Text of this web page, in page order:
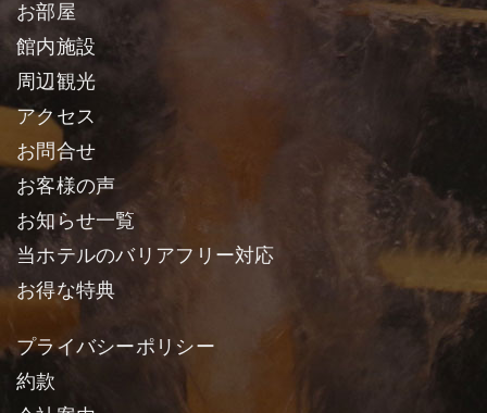
お部屋
館内施設
周辺観光
アクセス
お問合せ
お客様の声
お知らせ一覧
当ホテルのバリアフリー対応
お得な特典
プライバシーポリシー
約款